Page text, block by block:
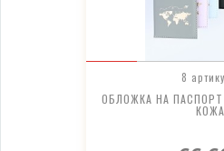
8
ОБЛОЖКА НА ПАСПОРТ